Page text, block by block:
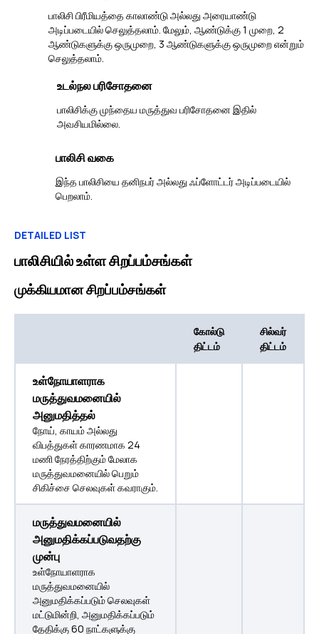
பாலிசி பிரீமியத்தை காலாண்டு அல்லது அரையாண்டு
அடிப்படையில் செலுத்தலாம். மேலும், ஆண்டுக்கு 1 முறை, 2
ஆண்டுகளுக்கு ஒருமுறை, 3 ஆண்டுகளுக்கு ஒருமுறை என்றும்
செலுத்தலாம்.
உடல்நல பரிசோதனை
பாலிசிக்கு முந்தைய மருத்துவ பரிசோதனை இதில்
அவசியமில்லை.
பாலிசி வகை
இந்த பாலிசியை தனிநபர் அல்லது ஃப்ளோட்டர் அடிப்படையில்
பெறலாம்.
DETAILED LIST
பாலிசியில் உள்ள சிறப்பம்சங்கள்
முக்கியமான சிறப்பம்சங்கள்
கோல்டு
திட்டம்
சில்வர்
திட்டம்
உள்நோயாளராக
மருத்துவமனையில்
அனுமதித்தல்
நோய், காயம் அல்லது
விபத்துகள் காரணமாக 24
மணி நேரத்திற்கும் மேலாக
மருத்துவமனையில் பெறும்
சிகிச்சை செலவுகள் கவராகும்.
மருத்துவமனையில்
அனுமதிக்கப்படுவதற்கு
முன்பு
உள்நோயாளராக
மருத்துவமனையில்
அனுமதிக்கப்படும் செலவுகள்
மட்டுமின்றி, அனுமதிக்கப்படும்
தேதிக்கு 60 நாட்களுக்கு